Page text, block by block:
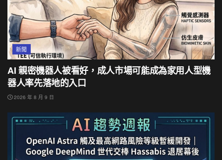
新聞
AI 親密機器人被看好，成人市場可能成為家用人型機
器人率先落地的入口
2026 年 8 月 9 日